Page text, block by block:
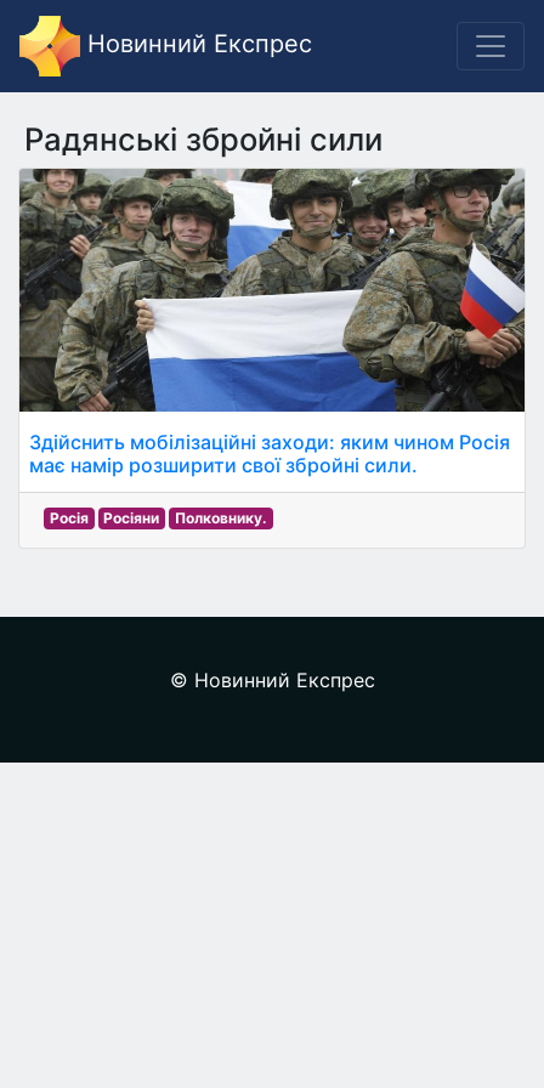
Новинний Експрес
Радянські збройні сили
Здійснить мобілізаційні заходи: яким чином Росія
має намір розширити свої збройні сили.
Росія Росіяни Полковнику.
© Новинний Експрес